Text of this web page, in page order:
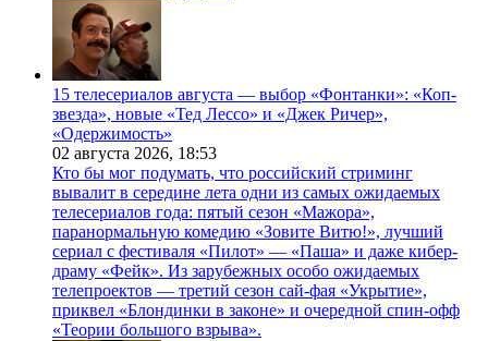
15 телесериалов августа — выбор «Фонтанки»: «Коп-
звезда», новые «Тед Лессо» и «Джек Ричер»,
«Одержимость»
02 августа 2026, 18:53
Кто бы мог подумать, что российский стриминг
вывалит в середине лета одни из самых ожидаемых
телесериалов года: пятый сезон «Мажора»,
паранормальную комедию «Зовите Витю!», лучший
сериал с фестиваля «Пилот» — «Паша» и даже кибер-
драму «Фейк». Из зарубежных особо ожидаемых
телепроектов — третий сезон сай-фая «Укрытие»,
приквел «Блондинки в законе» и очередной спин-офф
«Теории большого взрыва».